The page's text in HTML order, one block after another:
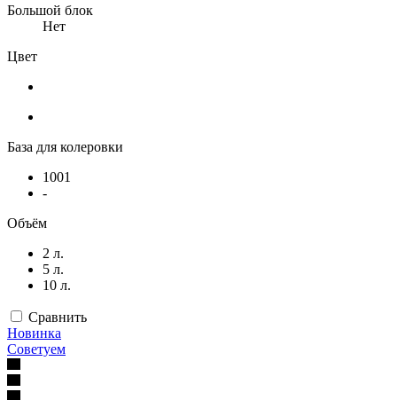
Большой блок
Нет
Цвет
База для колеровки
1001
-
Объём
2 л.
5 л.
10 л.
Сравнить
Новинка
Советуем